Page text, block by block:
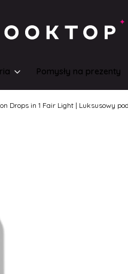
Pomysły na prezenty
Drops in 1 Fair Light | Luksusowy